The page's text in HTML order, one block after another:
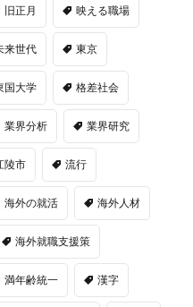
旧正月 映える職場
来世代 東京
国大学 格差社会
業界分析 業界研究
陵市 流行
海外の就活 海外人材
海外就職支援策
満年齢統一 漢字